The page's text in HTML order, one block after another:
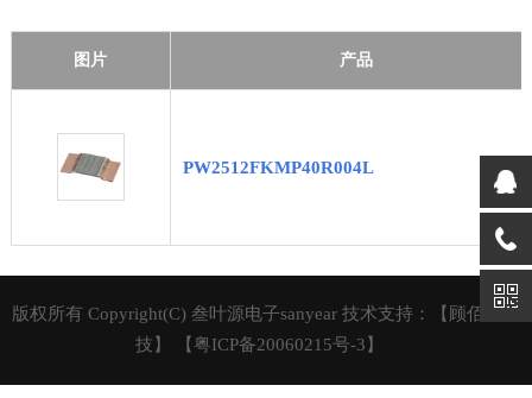
图片 产品
PW2512FKMP40R004L
版权所有 Copyright(C) 叁叶源电子sanyear 技术支持：【顾佰特科
技】
【粤ICP备20060215号-3】